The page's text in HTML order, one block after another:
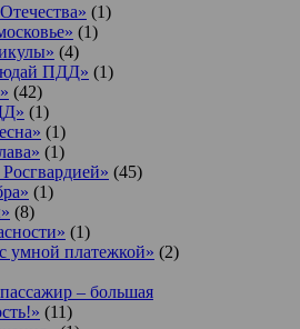
(1)
(1)
(4)
ПДД» (1)
(42)
(1)
(1)
(1)
(45)
(1)
(8)
(1)
умной платежкой» (2)
– большая
(11)